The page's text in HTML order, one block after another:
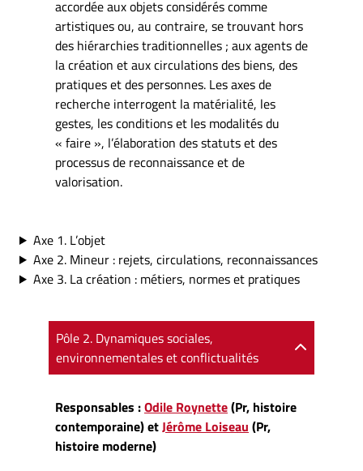
accordée aux objets considérés comme
artistiques ou, au contraire, se trouvant hors
des hiérarchies traditionnelles ; aux agents de
la création et aux circulations des biens, des
pratiques et des personnes. Les axes de
recherche interrogent la matérialité, les
gestes, les conditions et les modalités du
« faire », l’élaboration des statuts et des
processus de reconnaissance et de
valorisation.
Axe 1. L’objet
Axe 2. Mineur : rejets, circulations, reconnaissances
Axe 3. La création : métiers, normes et pratiques
Pôle 2. Dynamiques sociales,
environnementales et conflictualités
Responsables :Odile Roynette(Pr, histoire
contemporaine) etJérôme Loiseau (Pr,
histoire moderne)